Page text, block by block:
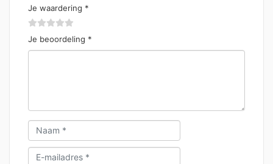
Je waardering *
Je beoordeling *